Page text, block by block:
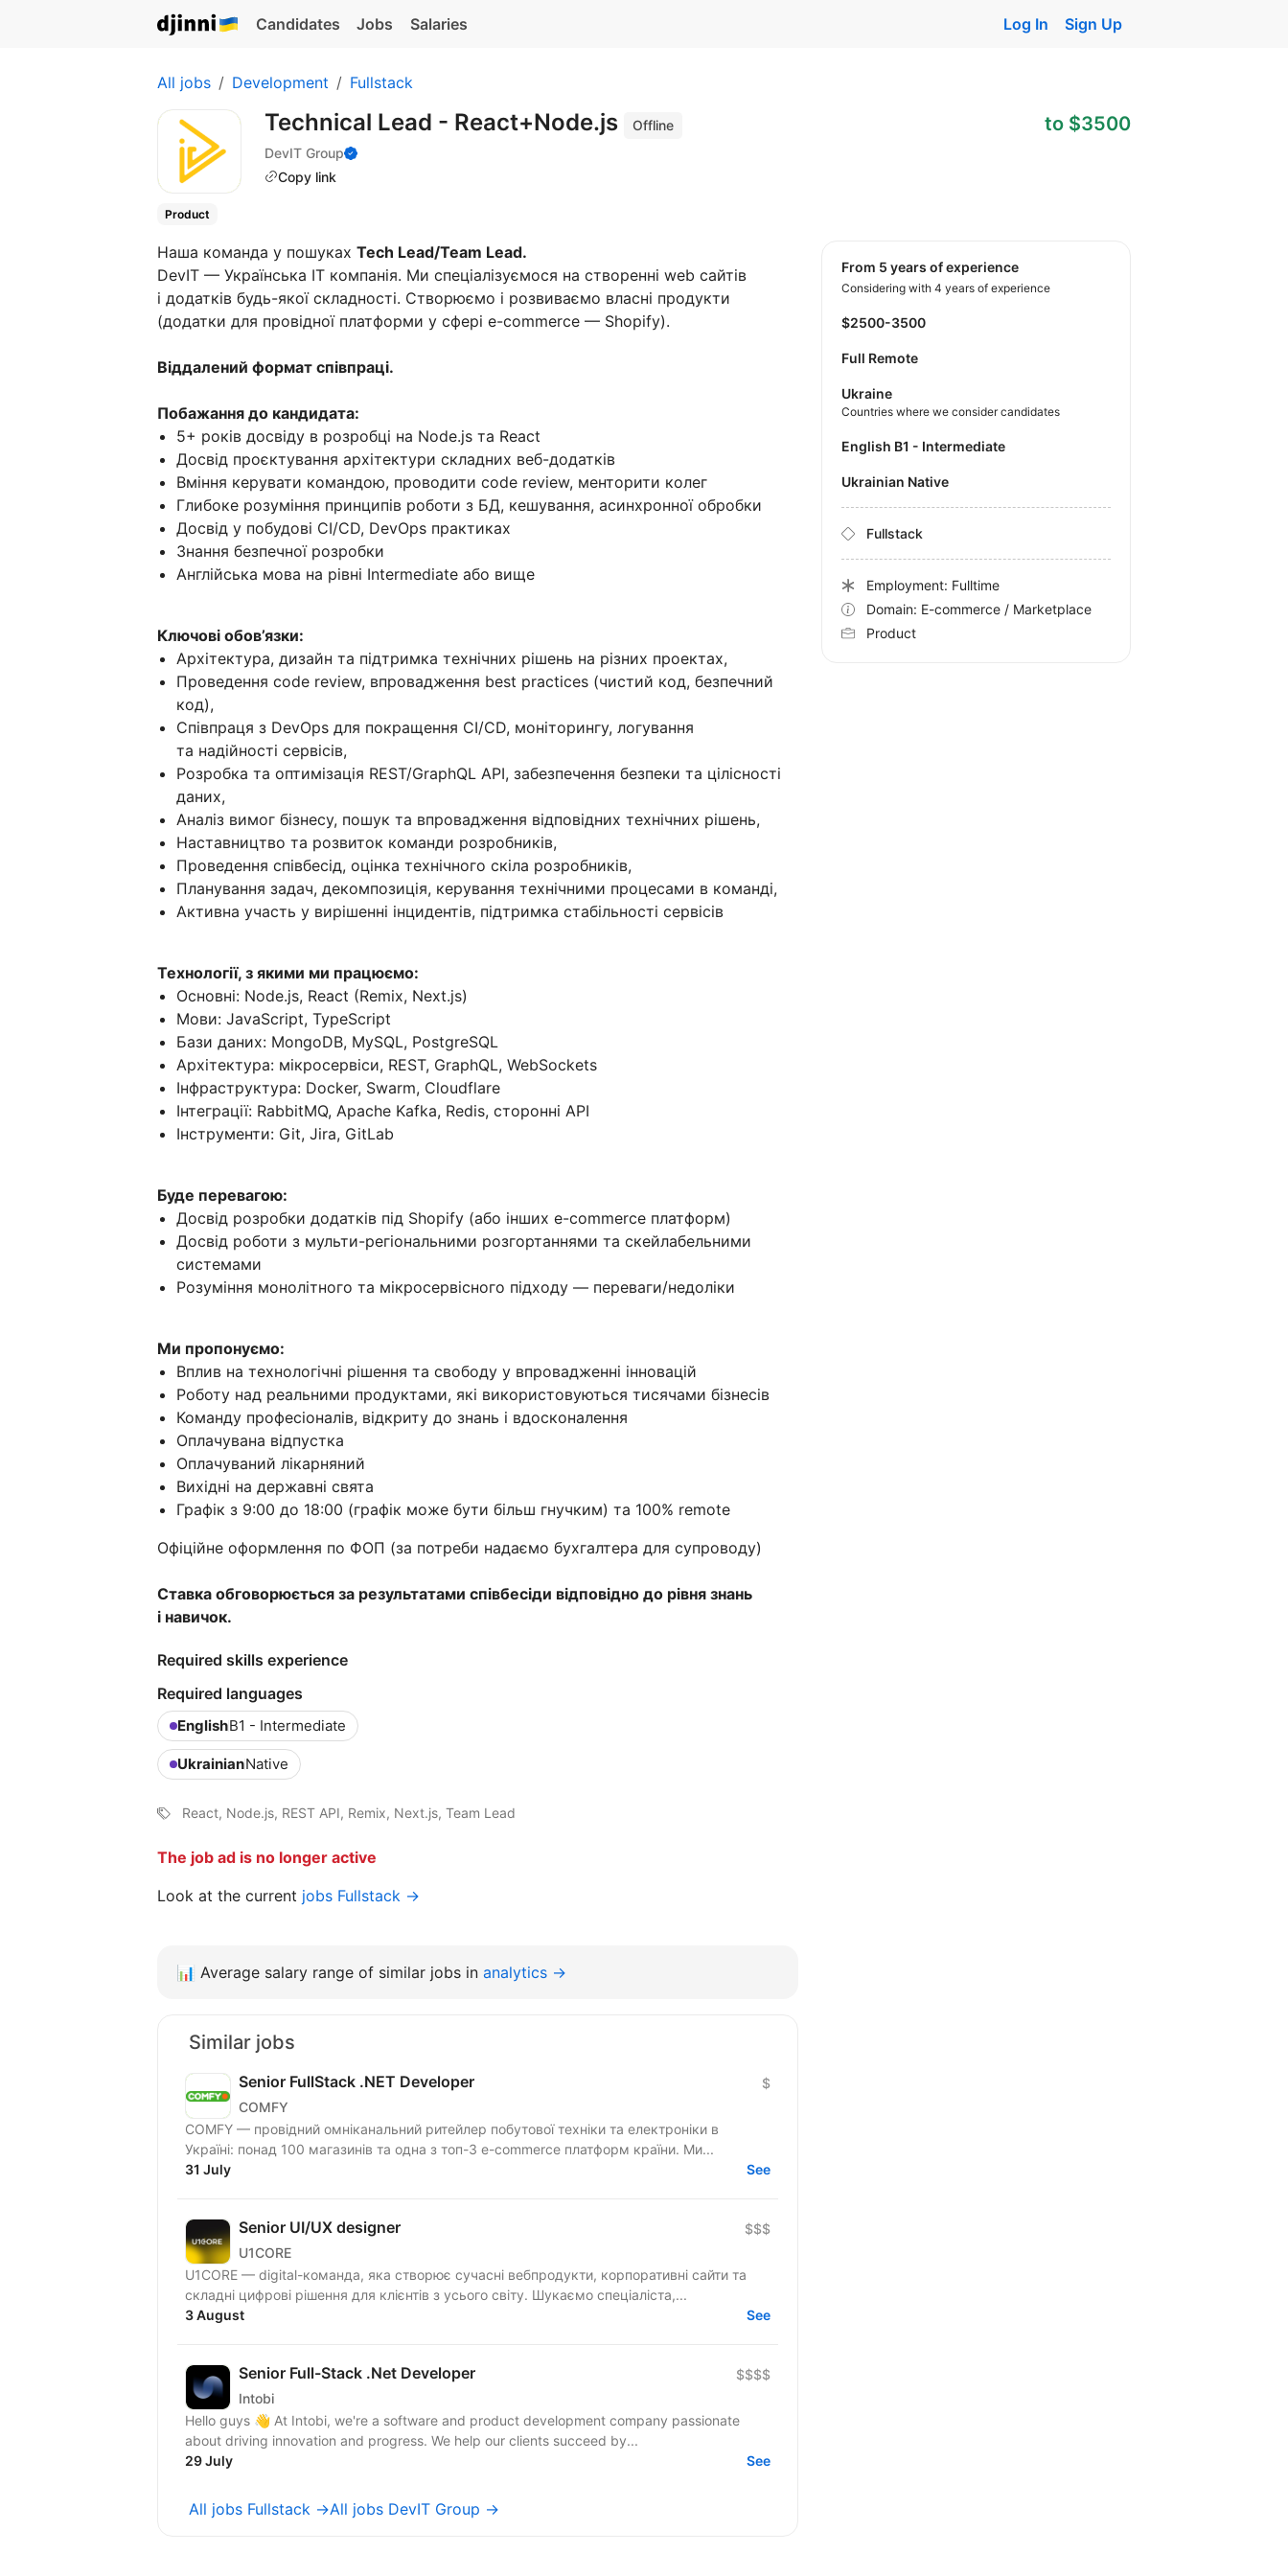
Candidates Jobs Salaries Log In Sign Up
All jobs Development Fullstack
Technical Lead - React+Node.js
Offline
DevIT Group
Copy link
to $3500
Product
Наша команда у пошуках Tech Lead/Team Lead.
DevIT — Українська IT компанія. Ми спеціалізуємося на створенні web сайтів
і додатків будь-якої складності. Створюємо і розвиваємо власні продукти
(додатки для провідної платформи у сфері e-commerce — Shopify).
Віддалений формат співпраці.
Побажання до кандидата:
5+ років досвіду в розробці на Node.js та React
Досвід проєктування архітектури складних веб-додатків
Вміння керувати командою, проводити code review, менторити колег
Глибоке розуміння принципів роботи з БД, кешування, асинхронної обробки
Досвід у побудові CI/CD, DevOps практиках
Знання безпечної розробки
Англійська мова на рівні Intermediate або вище
Ключові обов’язки:
Архітектура, дизайн та підтримка технічних рішень на різних проектах,
Проведення code review, впровадження best practices (чистий код, безпечний
код),
Співпраця з DevOps для покращення CI/CD, моніторингу, логування
та надійності сервісів,
Розробка та оптимізація REST/GraphQL API, забезпечення безпеки та цілісності
даних,
Аналіз вимог бізнесу, пошук та впровадження відповідних технічних рішень,
Наставництво та розвиток команди розробників,
Проведення співбесід, оцінка технічного скіла розробників,
Планування задач, декомпозиція, керування технічними процесами в команді,
Активна участь у вирішенні інцидентів, підтримка стабільності сервісів
Технології, з якими ми працюємо:
Основні: Node.js, React (Remix, Next.js)
Мови: JavaScript, TypeScript
Бази даних: MongoDB, MySQL, PostgreSQL
Архітектура: мікросервіси, REST, GraphQL, WebSockets
Інфраструктура: Docker, Swarm, Cloudflare
Інтеграції: RabbitMQ, Apache Kafka, Redis, сторонні API
Інструменти: Git, Jira, GitLab
Буде перевагою:
Досвід розробки додатків під Shopify (або інших e-commerce платформ)
Досвід роботи з мульти-регіональними розгортаннями та скейлабельними
системами
Розуміння монолітного та мікросервісного підходу — переваги/недоліки
Ми пропонуємо:
Вплив на технологічні рішення та свободу у впровадженні інновацій
Роботу над реальними продуктами, які використовуються тисячами бізнесів
Команду професіоналів, відкриту до знань і вдосконалення
Оплачувана відпустка
Оплачуваний лікарняний
Вихідні на державні свята
Графік з 9:00 до 18:00 (графік може бути більш гнучким) та 100% remote
Офіційне оформлення по ФОП (за потреби надаємо бухгалтера для супроводу)
Ставка обговорюється за результатами співбесіди відповідно до рівня знань
і навичок.
Required skills experience
Required languages
EnglishB1 - Intermediate
UkrainianNative
React, Node.js, REST API, Remix, Next.js, Team Lead
The job ad is no longer active
Look at the current jobs Fullstack →
from 5 years of experience
Considering with 4 years of experience
$2500-3500
Full Remote
Ukraine
Countries where we consider candidates
English B1 - Intermediate
Ukrainian Native
Fullstack
Employment: Fulltime
Domain: E-commerce / Marketplace
Product
📊 Average salary range of similar jobs in analytics →
Similar jobs
Senior FullStack .NET Developer
COMFY
$
COMFY — провідний омніканальний ритейлер побутової техніки та електроніки в
Україні: понад 100 магазинів та одна з топ-3 e-commerce платформ країни. Ми...
31 July
See
Senior UI/UX designer
U1CORE
$$$
U1CORE — digital-команда, яка створює сучасні вебпродукти, корпоративні сайти та
складні цифрові рішення для клієнтів з усього світу. Шукаємо спеціаліста,...
3 August
See
Senior Full-Stack .Net Developer
Intobi
$$$$
Hello guys 👋 At Intobi, we're a software and product development company passionate
about driving innovation and progress. We help our clients succeed by...
29 July
See
All jobs Fullstack →All jobs DevIT Group →